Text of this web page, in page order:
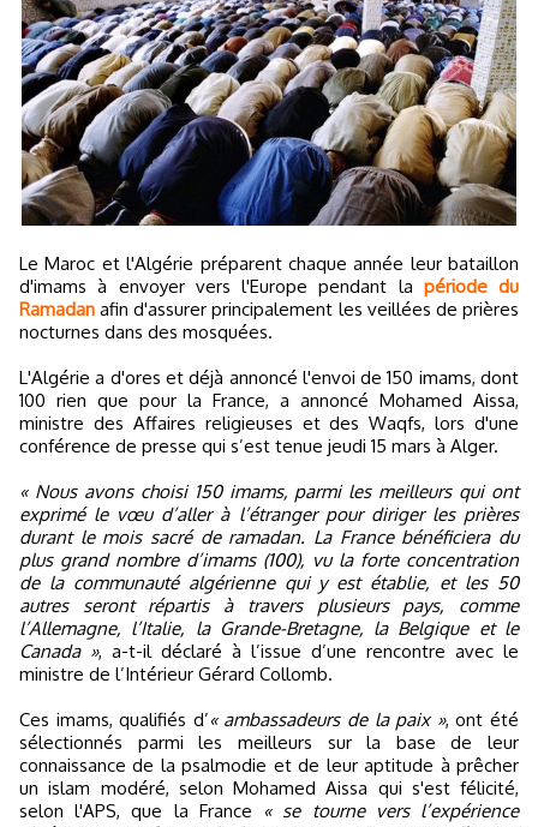
Le Maroc et l'Algérie préparent chaque année leur bataillon
d'imams à envoyer vers l'Europe pendant la période du
Ramadan afin d'assurer principalement les veillées de prières
nocturnes dans des mosquées.
L'Algérie a d'ores et déjà annoncé l'envoi de 150 imams, dont
100 rien que pour la France, a annoncé Mohamed Aissa,
ministre des Affaires religieuses et des Waqfs, lors d'une
conférence de presse qui s’est tenue jeudi 15 mars à Alger.
« Nous avons choisi 150 imams, parmi les meilleurs qui ont
exprimé le vœu d’aller à l’étranger pour diriger les prières
durant le mois sacré de ramadan. La France bénéficiera du
plus grand nombre d’imams (100), vu la forte concentration
de la communauté algérienne qui y est établie, et les 50
autres seront répartis à travers plusieurs pays, comme
l’Allemagne, l’Italie, la Grande-Bretagne, la Belgique et le
Canada », a-t-il déclaré à l’issue d’une rencontre avec le
ministre de l’Intérieur Gérard Collomb.
Ces imams, qualifiés d’« ambassadeurs de la paix », ont été
sélectionnés parmi les meilleurs sur la base de leur
connaissance de la psalmodie et de leur aptitude à prêcher
un islam modéré, selon Mohamed Aissa qui s'est félicité,
selon l'APS, que la France « se tourne vers l’expérience